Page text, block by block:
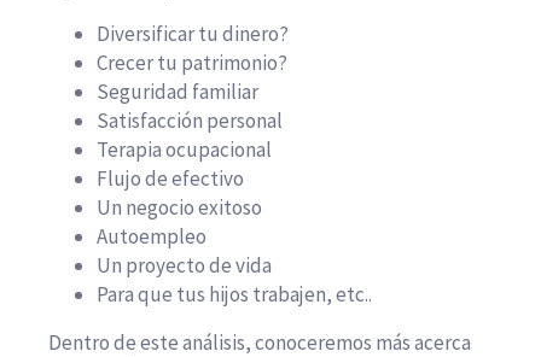
Diversificar tu dinero?
Crecer tu patrimonio?
Seguridad familiar
Satisfacción personal
Terapia ocupacional
Flujo de efectivo
Un negocio exitoso
Autoempleo
Un proyecto de vida
Para que tus hijos trabajen, etc..
Dentro de este análisis, conoceremos más acerca